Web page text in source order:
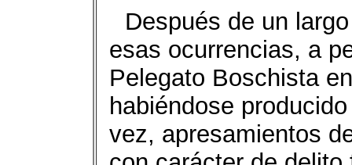
Después de un
esas ocurrencias, a
Pelegato Boschista
habiéndose
vez, apresamientos